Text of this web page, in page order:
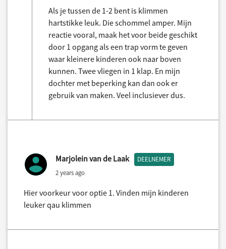
Als je tussen de 1-2 bent is klimmen
hartstikke leuk. Die schommel amper. Mijn
reactie vooral, maak het voor beide geschikt
door 1 opgang als een trap vorm te geven
waar kleinere kinderen ook naar boven
kunnen. Twee vliegen in 1 klap. En mijn
dochter met beperking kan dan ook er
gebruik van maken. Veel inclusiever dus.
Marjolein van de Laak DEELNEMER
2 years ago
Hier voorkeur voor optie 1. Vinden mijn kinderen
leuker qau klimmen